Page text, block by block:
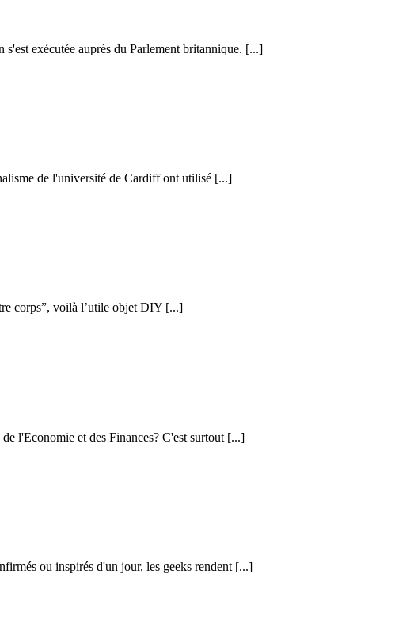
exécutée auprès du Parlement britannique. [...]
de l'université de Cardiff ont utilisé [...]
corps”, voilà l’utile objet DIY [...]
l'Economie et des Finances? C'est surtout [...]
ou inspirés d'un jour, les geeks rendent [...]